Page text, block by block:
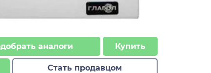
аналоги Купить
Стать продавцом